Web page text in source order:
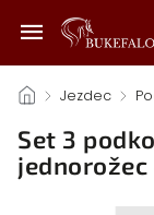
/ Jezdec /
Set 3
jednorožec